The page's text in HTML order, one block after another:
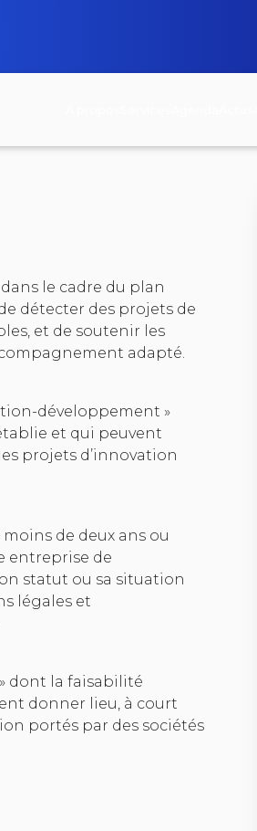
le cadre du plan
détecter des projets de
et de soutenir les
adapté.
développement »
et qui peuvent
projets d’innovation
de deux ans ou
entreprise de
statut ou sa situation
légales et
dont la faisabilité
donner lieu, à court
portés par des sociétés